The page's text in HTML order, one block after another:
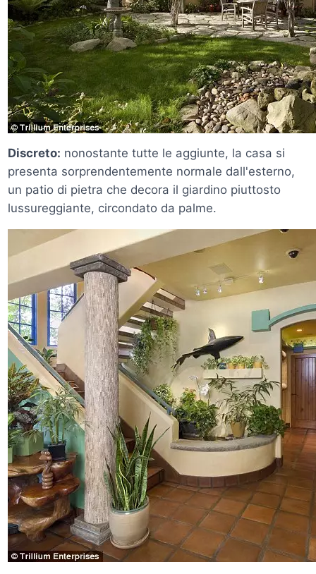
Discreto: nonostante tutte le aggiunte, la casa si
presenta sorprendentemente normale dall'esterno,
un patio di pietra che decora il giardino piuttosto
lussureggiante, circondato da palme.